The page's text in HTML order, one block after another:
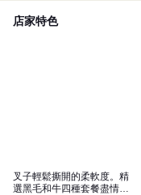
店家特色
叉子輕鬆撕開的柔軟度。精
選黑毛和牛四種套餐盡情享